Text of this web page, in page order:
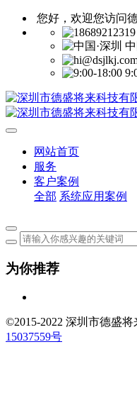
您好，欢迎您访问
中
网站首页
服务
客户案例
全部 系统应用案例
为你推荐
©2015-2022 深圳市德盛
15037559号